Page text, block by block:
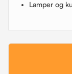
Lamper og